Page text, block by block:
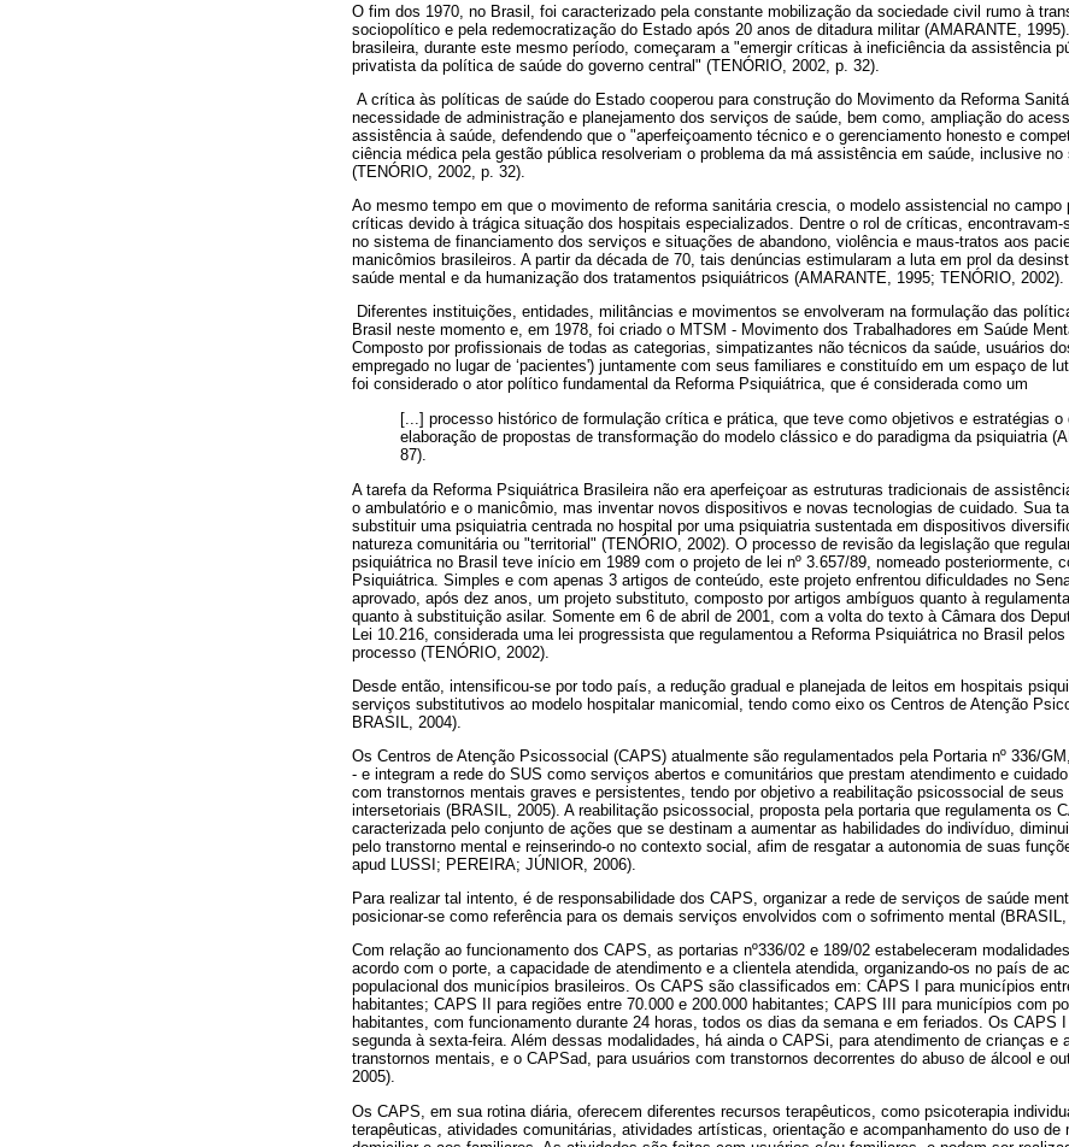
O fim dos 1970, no Brasil, foi caracterizado pela constante mobilização da sociedade civil rumo à
sociopolítico e pela redemocratização do Estado após 20 anos de ditadura militar (AMARANTE,
brasileira, durante este mesmo período, começaram a "emergir críticas à ineficiência da assistência
privatista da política de saúde do governo central" (TENÓRIO, 2002, p. 32).
A crítica às políticas de saúde do Estado cooperou para construção do Movimento da Reforma
necessidade de administração e planejamento dos serviços de saúde, bem como, ampliação do
assistência à saúde, defendendo que o "aperfeiçoamento técnico e o gerenciamento honesto e
ciência médica pela gestão pública resolveriam o problema da má assistência em saúde, inclusive no
(TENÓRIO, 2002, p. 32).
Ao mesmo tempo em que o movimento de reforma sanitária crescia, o modelo assistencial no campo
críticas devido à trágica situação dos hospitais especializados. Dentre o rol de críticas, encontravam-
no sistema de financiamento dos serviços e situações de abandono, violência e maus-tratos aos
manicômios brasileiros. A partir da década de 70, tais denúncias estimularam a luta em prol da
saúde mental e da humanização dos tratamentos psiquiátricos (AMARANTE, 1995; TENÓRIO, 2002).
Diferentes instituições, entidades, militâncias e movimentos se envolveram na formulação das
Brasil neste momento e, em 1978, foi criado o MTSM - Movimento dos Trabalhadores em Saúde
Composto por profissionais de todas as categorias, simpatizantes não técnicos da saúde, usuários
empregado no lugar de ‘pacientes') juntamente com seus familiares e constituído em um espaço de
foi considerado o ator político fundamental da Reforma Psiquiátrica, que é considerada como um
[...] processo histórico de formulação crítica e prática, que teve como objetivos e estratégias o
elaboração de propostas de transformação do modelo clássico e do paradigma da psiquiatria
87).
A tarefa da Reforma Psiquiátrica Brasileira não era aperfeiçoar as estruturas tradicionais de
o ambulatório e o manicômio, mas inventar novos dispositivos e novas tecnologias de cuidado. Sua
substituir uma psiquiatria centrada no hospital por uma psiquiatria sustentada em dispositivos
natureza comunitária ou "territorial" (TENÓRIO, 2002). O processo de revisão da legislação que
psiquiátrica no Brasil teve início em 1989 com o projeto de lei nº 3.657/89, nomeado posteriormente,
Psiquiátrica. Simples e com apenas 3 artigos de conteúdo, este projeto enfrentou dificuldades no
aprovado, após dez anos, um projeto substituto, composto por artigos ambíguos quanto à
quanto à substituição asilar. Somente em 6 de abril de 2001, com a volta do texto à Câmara dos
Lei 10.216, considerada uma lei progressista que regulamentou a Reforma Psiquiátrica no Brasil
processo (TENÓRIO, 2002).
Desde então, intensificou-se por todo país, a redução gradual e planejada de leitos em hospitais
serviços substitutivos ao modelo hospitalar manicomial, tendo como eixo os Centros de Atenção
BRASIL, 2004).
Os Centros de Atenção Psicossocial (CAPS) atualmente são regulamentados pela Portaria nº 336/
- e integram a rede do SUS como serviços abertos e comunitários que prestam atendimento e
com transtornos mentais graves e persistentes, tendo por objetivo a reabilitação psicossocial de
intersetoriais (BRASIL, 2005). A reabilitação psicossocial, proposta pela portaria que regulamenta os
caracterizada pelo conjunto de ações que se destinam a aumentar as habilidades do indivíduo,
pelo transtorno mental e reinserindo-o no contexto social, afim de resgatar a autonomia de suas
apud LUSSI; PEREIRA; JÚNIOR, 2006).
Para realizar tal intento, é de responsabilidade dos CAPS, organizar a rede de serviços de saúde
posicionar-se como referência para os demais serviços envolvidos com o sofrimento mental (BRASIL,
Com relação ao funcionamento dos CAPS, as portarias nº336/02 e 189/02 estabeleceram
acordo com o porte, a capacidade de atendimento e a clientela atendida, organizando-os no país de
populacional dos municípios brasileiros. Os CAPS são classificados em: CAPS I para municípios
habitantes; CAPS II para regiões entre 70.000 e 200.000 habitantes; CAPS III para municípios com
habitantes, com funcionamento durante 24 horas, todos os dias da semana e em feriados. Os CAPS
segunda à sexta-feira. Além dessas modalidades, há ainda o CAPSi, para atendimento de crianças e
transtornos mentais, e o CAPSad, para usuários com transtornos decorrentes do abuso de álcool e
2005).
Os CAPS, em sua rotina diária, oferecem diferentes recursos terapêuticos, como psicoterapia
terapêuticas, atividades comunitárias, atividades artísticas, orientação e acompanhamento do uso de